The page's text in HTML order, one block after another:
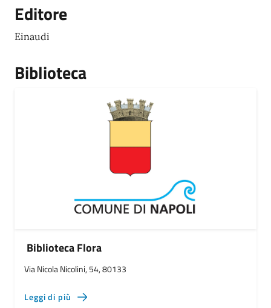
Editore
Einaudi
Biblioteca
Biblioteca Flora
Via Nicola Nicolini, 54, 80133
Leggi di più